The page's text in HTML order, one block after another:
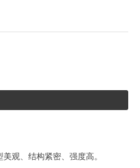
观、结构紧密、强度高。